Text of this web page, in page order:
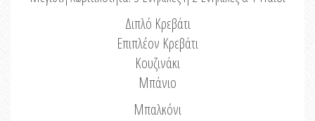
Διπλό Κρεβάτι
Επιπλέον Κρεβάτι
Κουζινάκι
Μπάνιο
Μπαλκόνι